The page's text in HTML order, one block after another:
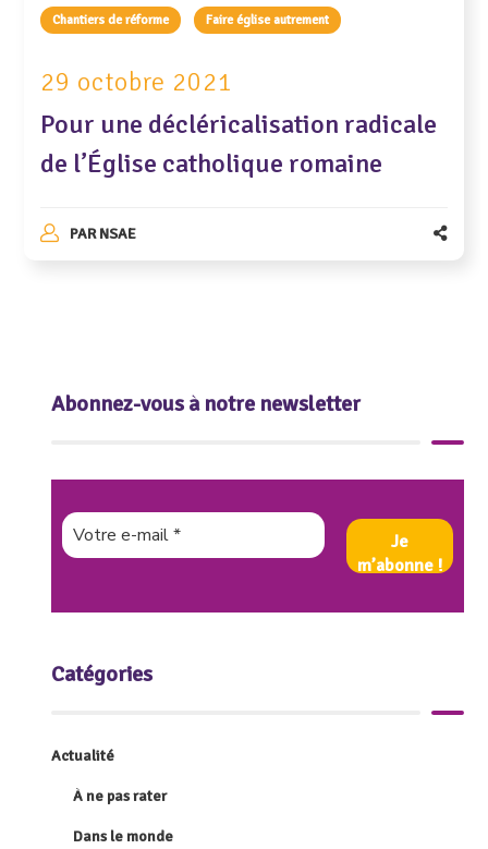
Chantiers de réforme Faire église autrement
29 octobre 2021
Pour une décléricalisation radicale
de l’Église catholique romaine
PARNSAE
Abonnez-vous à notre newsletter
Catégories
Actualité
À ne pas rater
Dans le monde